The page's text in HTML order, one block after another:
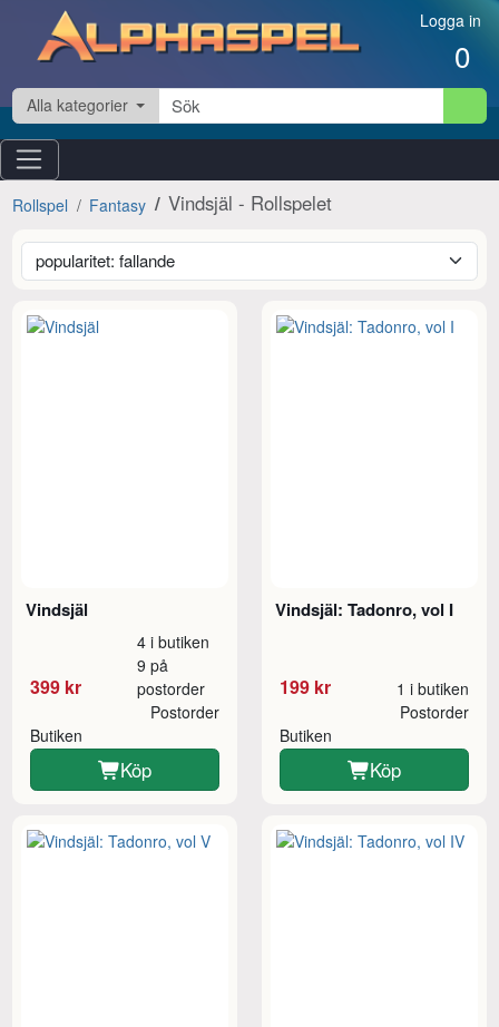
Hoppa till innehåll Logga in
0
Alla kategorier
Rollspel Fantasy Vindsjäl - Rollspelet
Vindsjäl
399 kr
4 i butiken
9 på
postorder
Butiken
Postorder
Köp
Vindsjäl: Tadonro, vol I
199 kr 1 i butiken
Butiken
Postorder
Köp